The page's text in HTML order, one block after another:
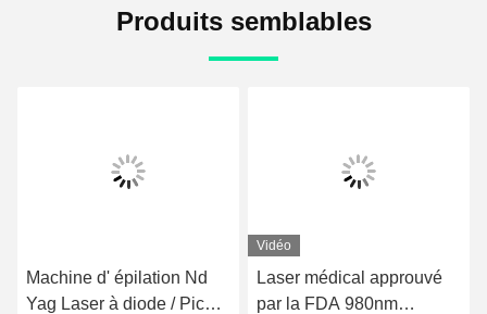
Produits semblables
Machine d' épilation Nd
Yag Laser à diode / Pico 2
Vidéo
Laser médical approuvé
par la FDA 980nm